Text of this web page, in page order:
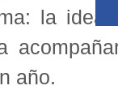
la
año.